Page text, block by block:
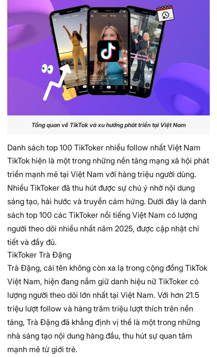
Tổng quan về TikTok và xu hướng phát triển tại Việt Nam
Danh sách top 100 TikToker nhiều follow nhất Việt Nam
TikTok hiện là một trong những nền tảng mạng xã hội phát
triển mạnh mẽ tại Việt Nam với hàng triệu người dùng.
Nhiều TikToker đã thu hút được sự chú ý nhờ nội dung
sáng tạo, hài hước và truyền cảm hứng. Dưới đây là danh
sách top 100 các TikToker nổi tiếng Việt Nam có lượng
người theo dõi nhiều nhất năm 2025, được cập nhật chi
tiết và đầy đủ.
TikToker Trà Đặng
Trà Đặng, cái tên không còn xa lạ trong cộng đồng TikTok
Việt Nam, hiện đang nắm giữ danh hiệu nữ TikToker có
lượng người theo dõi lớn nhất tại Việt Nam. Với hơn 21.5
triệu lượt follow và hàng trăm triệu lượt thích trên nền
tảng, Trà Đặng đã khẳng định vị thế là một trong những
nhà sáng tạo nội dung hàng đầu, thu hút sự quan tâm
mạnh mẽ từ giới trẻ.